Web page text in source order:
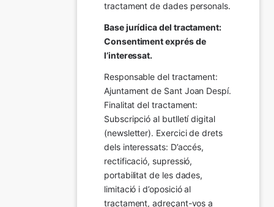
tractament de dades personals.
Base jurídica del tractament:
Consentiment exprés de
l’interessat.
Responsable del tractament:
Ajuntament de Sant Joan Despí.
Finalitat del tractament:
Subscripció al butlletí digital
(newsletter). Exercici de drets
dels interessats: D’accés,
rectificació, supressió,
portabilitat de les dades,
limitació i d’oposició al
tractament, adreçant-vos a